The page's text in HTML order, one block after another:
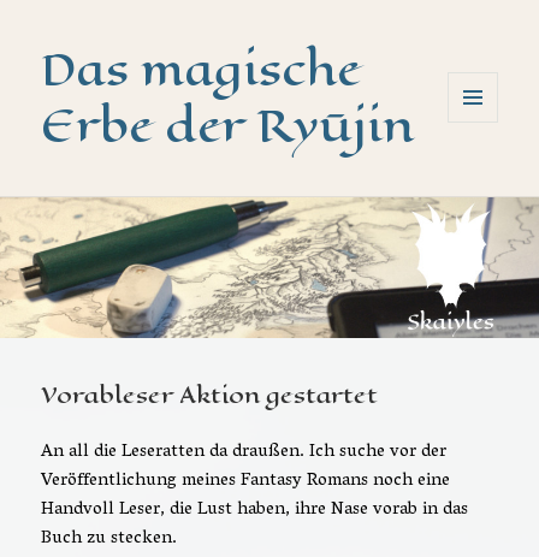
Das magische
Erbe der Ryūjin
Vorableser Aktion gestartet
An all die Leseratten da draußen. Ich suche vor der
Veröffentlichung meines Fantasy Romans noch eine
Handvoll Leser, die Lust haben, ihre Nase vorab in das
Buch zu stecken.